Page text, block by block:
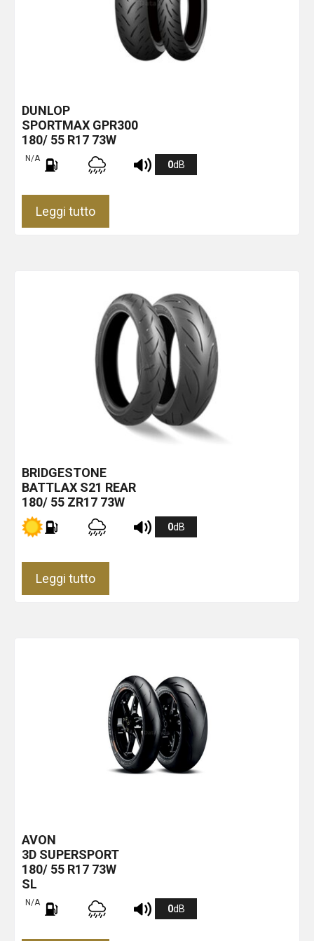
DUNLOP
SPORTMAX GPR300
180/ 55 R17 73W
N/A
0dB
Leggi tutto
BRIDGESTONE
BATTLAX S21 REAR
180/ 55 ZR17 73W
0dB
Leggi tutto
AVON
3D SUPERSPORT
180/ 55 R17 73W
SL
N/A
0dB